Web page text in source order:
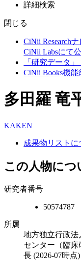
詳細検索
閉じる
CiNii Research
CiNii Labsにて
「研究データ
CiNii Books機
多田羅 竜
KAKEN
成果物リストに
この人物につ
研究者番号
50574787
所属
地方独立行政法
センター（臨
長 (2026-07時点)